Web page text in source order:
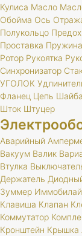
Кулиса Масло
Обойма Ось
Полукольцо
Проставка Пружина
Ротор Рукоятка
Синхронизатор
УГОЛОК
Фланец Цепь Шайба
Шток Штуцер
Аварийный
Вакуум Валик
Втулка
Держатель
Зуммер
Клавиша Клапан
Коммутатор
Кронштейн Крышка